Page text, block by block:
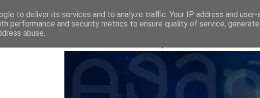
to deliver its services and to analyze traffic. Your IP address and user-
performance and security metrics to ensure quality of service,
abuse.